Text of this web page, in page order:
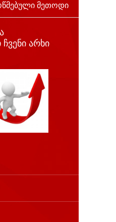
მეთოდი
არხი